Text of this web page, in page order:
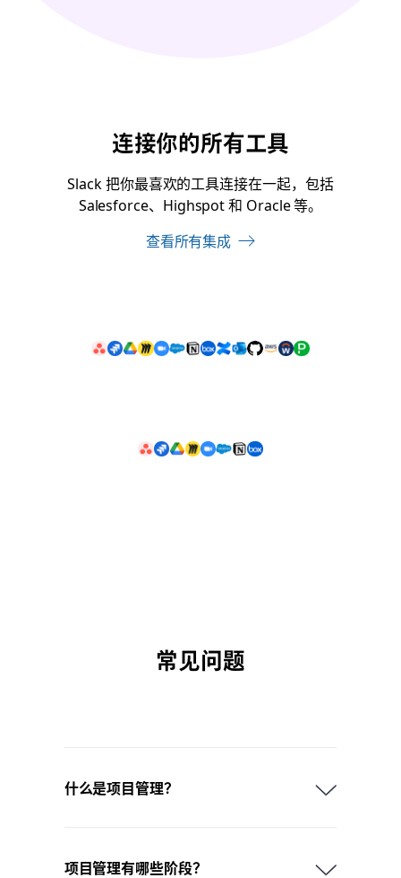
连接你的所有工具
Slack 把你最喜欢的工具连接在一起，包括
Salesforce、Highspot 和 Oracle 等。
查看所有集成
常见问题
什么是项目管理？
项目管理有哪些阶段？